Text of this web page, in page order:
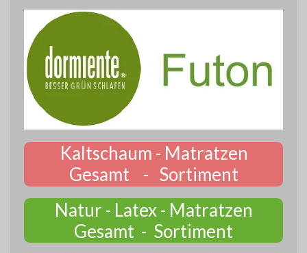
Kaltschaum - Matratzen
Gesamt - Sortiment
Natur - Latex - Matratzen
Gesamt - Sortiment